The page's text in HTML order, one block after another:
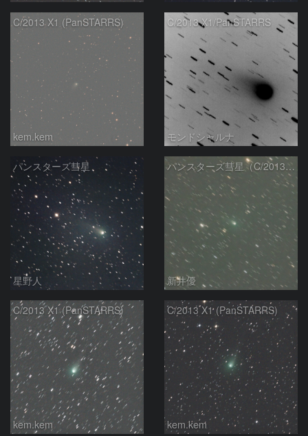
C/2013 X1 (PanSTARRS)
kem.kem
C/2013 X1/PanSTARRS
モンドシャルナ
パンスターズ彗星
星野人
パンスターズ彗星（C/2013X1）
新井優
C/2013 X1 (PanSTARRS)
kem.kem
C/2013 X1 (PanSTARRS)
kem.kem